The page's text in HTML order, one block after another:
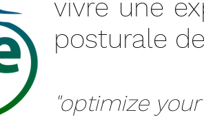
vivre une
posturale
"optimize